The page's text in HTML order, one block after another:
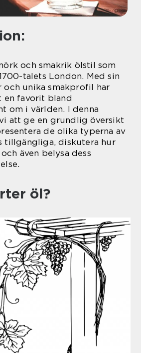
och smakrik ölstil som
talets London. Med sin
och unika smakprofil har
favorit bland
om i världen. I denna
att ge en grundlig översikt
de olika typerna av
tillgängliga, diskutera hur
även belysa dess
öl?